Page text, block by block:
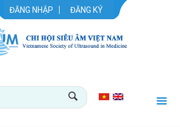
ĐĂNG NHẬP ĐĂNG KÝ